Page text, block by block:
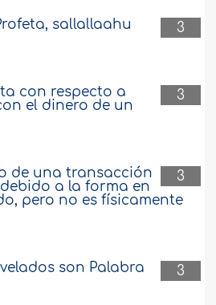
3
sallallaahu
3
con respecto a
el dinero de un
3
de una transacción
a la forma en
pero no es físicamente
3
son Palabra